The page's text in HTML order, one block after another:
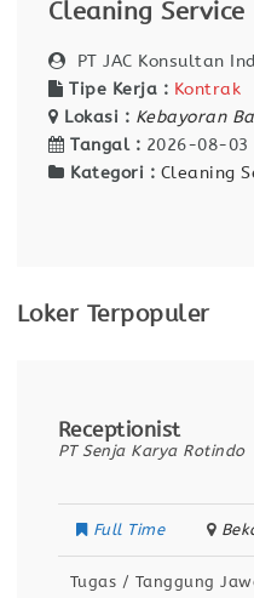
Cleaning Service
PT JAC Konsultan
Tipe Kerja : Kontrak
Lokasi : Kebayoran
Tangal : 2026-08-03
Kategori : Cleaning
Loker Terpopuler
Receptionist
PT Senja Karya Rotindo
Full Time
Tugas / Tanggung